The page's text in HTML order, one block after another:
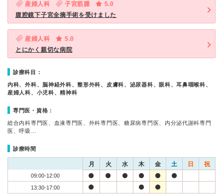
産婦人科 子宮筋腫
5.0
腹腔鏡下子宮全摘手術を受けました
産婦人科
5.0
とにかく親切な病院
診療科目：
内科、外科、脳神経外科、整形外科、皮膚科、泌尿器科、眼科、耳鼻咽喉科、
産婦人科、小児科、精神科
専門医・資格：
総合内科専門医、血液専門医、外科専門医、糖尿病専門医、内分泌代謝科専門
医、呼吸…
診療時間
月 火 水 木 金 土 日 祝
09:00-12:00
13:30-17:00